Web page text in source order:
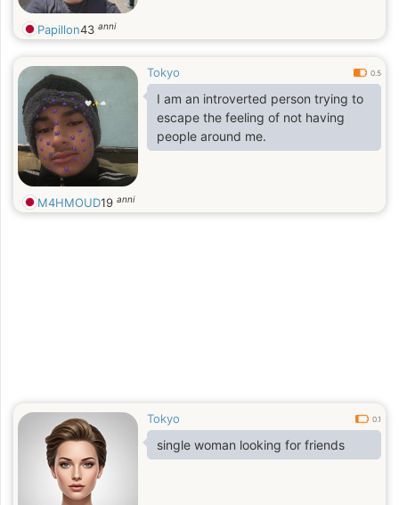
Papillon43 anni
Tokyo 0.5
I am an introverted person trying to
escape the feeling of not having
people around me.
M4HMOUD19 anni
Tokyo 0.1
single woman looking for friends